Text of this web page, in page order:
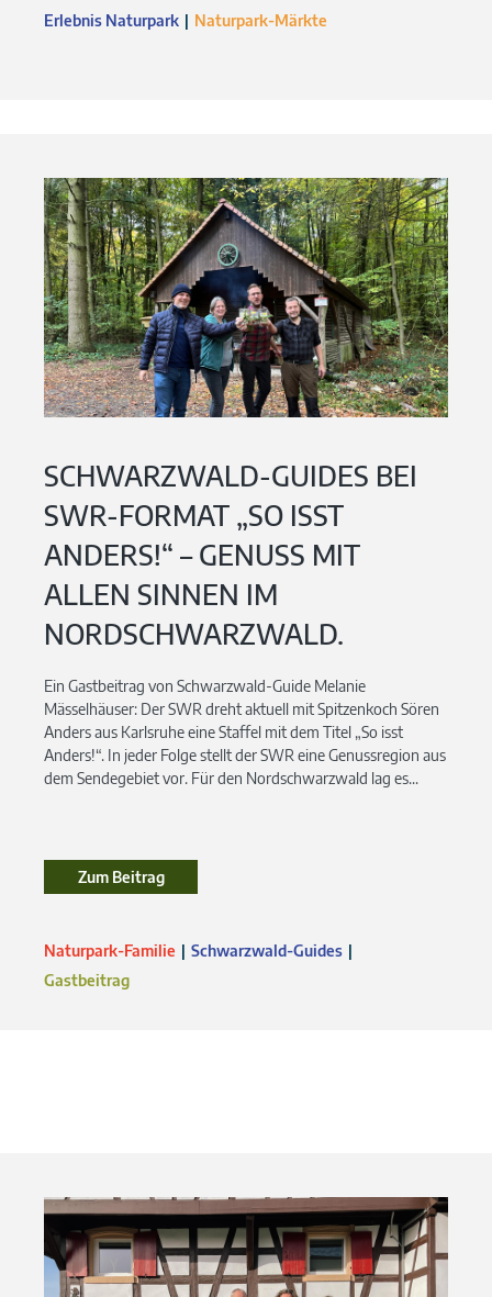
Erlebnis Naturpark Naturpark-Märkte
SCHWARZWALD-GUIDES BEI
SWR-FORMAT „SO ISST
ANDERS!“ – GENUSS MIT
ALLEN SINNEN IM
NORDSCHWARZWALD.
Ein Gastbeitrag von Schwarzwald-Guide Melanie
Mässelhäuser: Der SWR dreht aktuell mit Spitzenkoch Sören
Anders aus Karlsruhe eine Staffel mit dem Titel „So isst
Anders!“. In jeder Folge stellt der SWR eine Genussregion aus
dem Sendegebiet vor. Für den Nordschwarzwald lag es...
Zum BeitragZum Beitrag
Naturpark-Familie
Schwarzwald-Guides
Gastbeitrag